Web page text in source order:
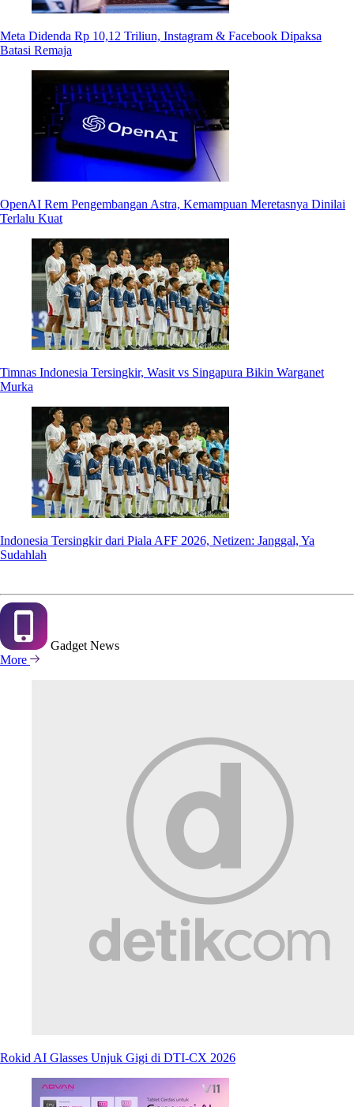
Meta Didenda Rp 10,12 Triliun, Instagram & Facebook Dipaksa
Batasi Remaja
OpenAI Rem Pengembangan Astra, Kemampuan Meretasnya Dinilai
Terlalu Kuat
Timnas Indonesia Tersingkir, Wasit vs Singapura Bikin Warganet
Murka
Indonesia Tersingkir dari Piala AFF 2026, Netizen: Janggal, Ya
Sudahlah
Gadget News
More
Rokid AI Glasses Unjuk Gigi di DTI-CX 2026